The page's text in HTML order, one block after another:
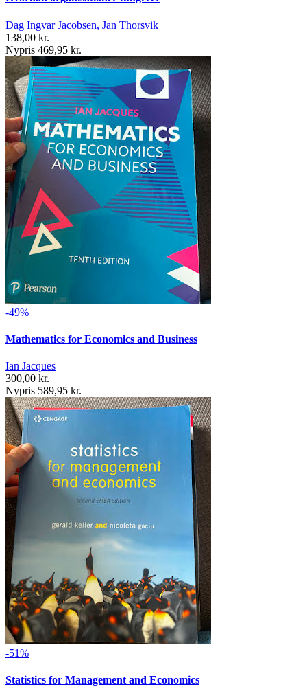
Dag Ingvar Jacobsen, Jan Thorsvik
138,00 kr.
Nypris 469,95 kr.
-49%
Mathematics for Economics and Business
Ian Jacques
300,00 kr.
Nypris 589,95 kr.
-51%
Statistics for Management and Economics